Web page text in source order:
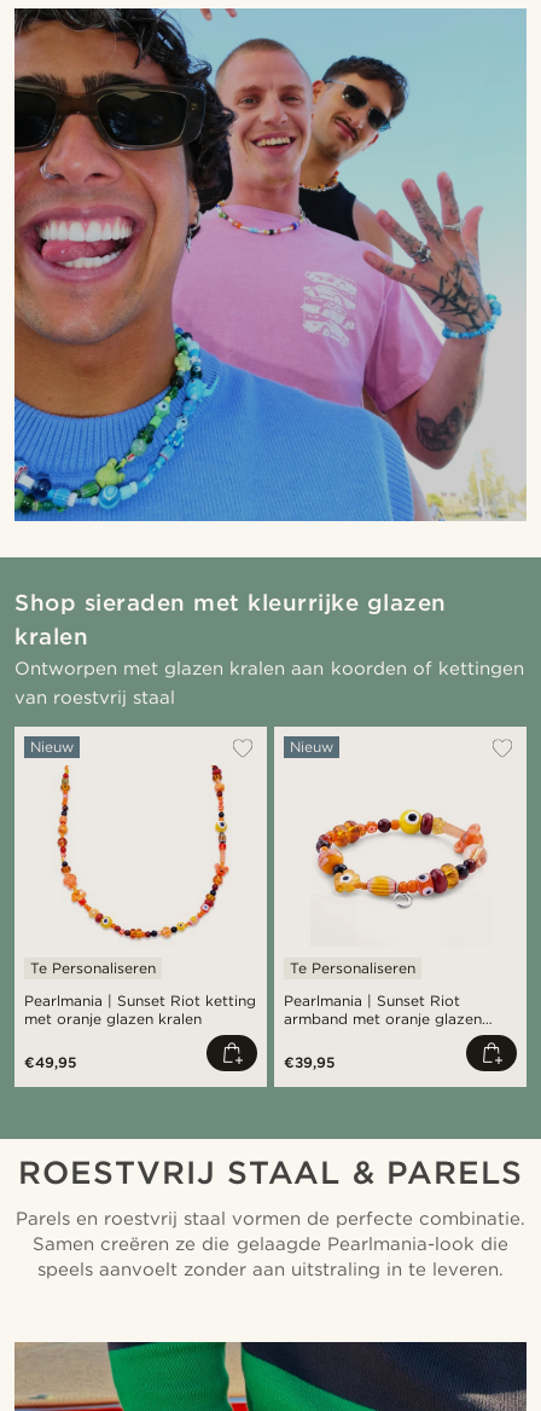
Shop sieraden met kleurrijke glazen
kralen
Ontworpen met glazen kralen aan koorden of kettingen
van roestvrij staal
Pearlmania | Sunset Riot ketting
met oranje glazen kralen
Nieuw
Te Personaliseren
€49,95
Pearlmania | Sunset Riot
armband met oranje glazen
Nieuw
Te Personaliseren
€39,95
ROESTVRIJ STAAL & PARELS
Parels en roestvrij staal vormen de perfecte combinatie.
Samen creëren ze die gelaagde Pearlmania-look die
speels aanvoelt zonder aan uitstraling in te leveren.